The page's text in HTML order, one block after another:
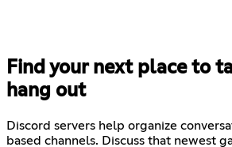
Find your next place to
hang out
Discord servers help organize
based channels. Discuss that newest